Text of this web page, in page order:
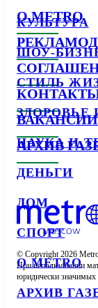
КУЛЬТУРА
ШОУ-
СТИЛЬ
ЗДОРОВЬЕ
НАУКА И
ДЕНЬГИ
ДОМ
СПОРТ
О METRO
АРХИВ
О METRO
ВАКАНСИИ
АРХИВ
© Copyright 2026
При использовании
юридически значимых